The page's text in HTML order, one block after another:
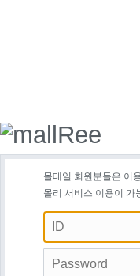
몰테일 회원분들은 이
몰리 서비스 이용이 가